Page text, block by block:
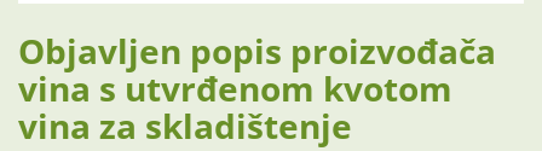
Objavljen popis proizvođača
vina s utvrđenom kvotom
vina za skladištenje